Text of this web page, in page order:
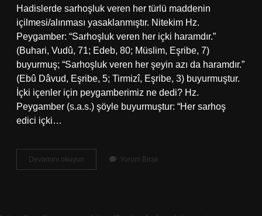
Hadislerde sarhoşluk veren her türlü maddenin
içilmesi/alınması yasaklanmıştır. Nitekim Hz.
Peygamber: “Sarhoşluk veren her içki haramdır.”
(Buhari, Vudû, 71; Edeb, 80; Müslim, Eşribe, 7)
buyurmuş; “Sarhoşluk veren her şeyin azı da haramdır.”
(Ebû Dâvud, Eşribe, 5; Tirmizî, Eşribe, 3) buyurmuştur.
İçki içenler için peygamberimiz ne dedi? Hz.
Peygamber (s.a.s.) şöyle buyurmuştur: “Her sarhoş
edici içki…
Devamını okuyun
Mezhebine
Yorum Bırak